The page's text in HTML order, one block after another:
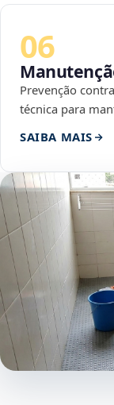
06
Prevenção
técnica para
SAIBA MAIS